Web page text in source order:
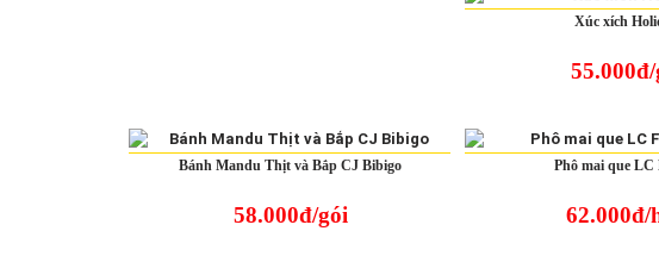
Xúc xích
Bánh Mandu Thịt và Bắp CJ Bibigo
58.000đ/gói
Phô mai que LC
62.000đ/